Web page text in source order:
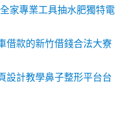
家專業工具抽水肥獨特電
借款的新竹借錢合法大寮
設計教學鼻子整形平台台